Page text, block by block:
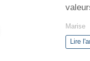
Marise
Lire